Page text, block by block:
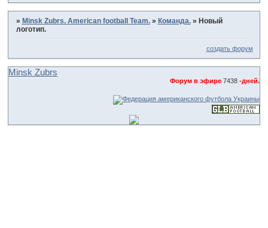
» Minsk Zubrs. American football Team. » Команда. » Новый
логотип.
создать форум
Minsk Zubrs
Форум в эфире 7438-дней.